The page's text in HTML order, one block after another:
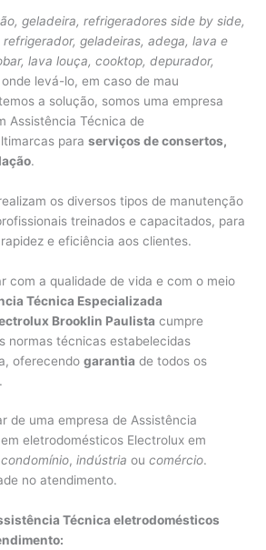
geladeira, refrigeradores side by side,
geladeiras, adega, lava e
lava louça, cooktop, depurador,
levá-lo, em caso de mau
a solução, somos uma empresa
Assistência Técnica de
paraserviços de consertos,
.
os diversos tipos de manutenção
treinados e capacitados, para
e eficiência aos clientes.
com a qualidade de vida e com o meio
Técnica Especializada
Brooklin Paulista cumpre
normas técnicas estabelecidas
oferecendogarantia de todos os
de uma empresa de Assistência
eletrodomésticos Electrolux em
condomínio,indústria oucomércio.
no atendimento.
Técnica eletrodomésticos